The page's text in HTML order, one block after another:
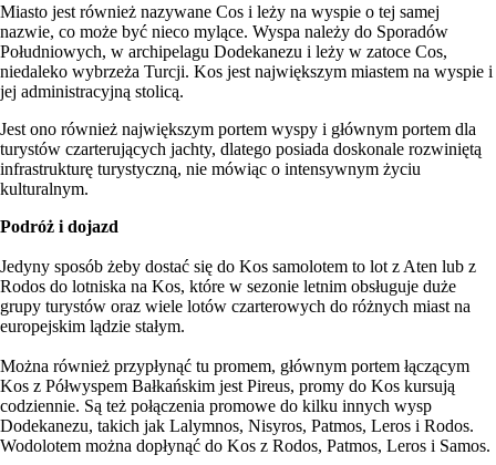
Miasto jest również nazywane Cos i leży na wyspie o tej samej
nazwie, co może być nieco mylące. Wyspa należy do Sporadów
Południowych, w archipelagu Dodekanezu i leży w zatoce Cos,
niedaleko wybrzeża Turcji. Kos jest największym miastem na wyspie i
jej administracyjną stolicą.
Jest ono również największym portem wyspy i głównym portem dla
turystów czarterujących jachty, dlatego posiada doskonale rozwiniętą
infrastrukturę turystyczną, nie mówiąc o intensywnym życiu
kulturalnym.
Podróż i dojazd
Jedyny sposób żeby dostać się do Kos samolotem to lot z Aten lub z
Rodos do lotniska na Kos, które w sezonie letnim obsługuje duże
grupy turystów oraz wiele lotów czarterowych do różnych miast na
europejskim lądzie stałym.
Można również przypłynąć tu promem, głównym portem łączącym
Kos z Półwyspem Bałkańskim jest Pireus, promy do Kos kursują
codziennie. Są też połączenia promowe do kilku innych wysp
Dodekanezu, takich jak Lalymnos, Nisyros, Patmos, Leros i Rodos.
Wodolotem można dopłynąć do Kos z Rodos, Patmos, Leros i Samos.